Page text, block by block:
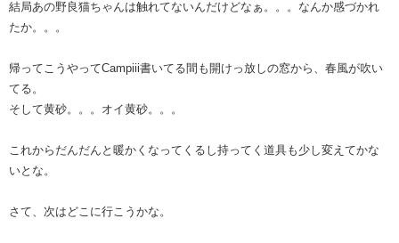
結局あの野良猫ちゃんは触れてないんだけどなぁ。。。なんか感づかれ
たか。。。
帰ってこうやってCampiii書いてる間も開けっ放しの窓から、春風が吹い
てる。
そして黄砂。。。オイ黄砂。。。
これからだんだんと暖かくなってくるし持ってく道具も少し変えてかな
いとな。
さて、次はどこに行こうかな。